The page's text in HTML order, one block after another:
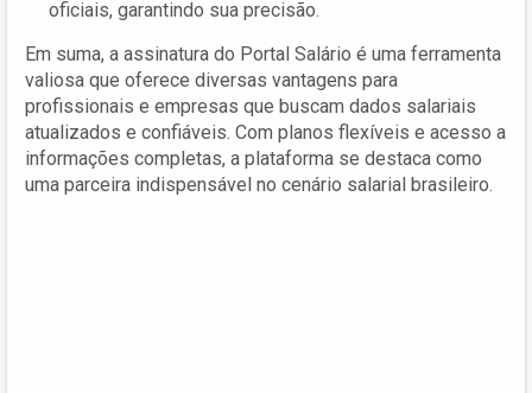
oficiais, garantindo sua precisão.
Em suma, a assinatura do Portal Salário é uma ferramenta
valiosa que oferece diversas vantagens para
profissionais e empresas que buscam dados salariais
atualizados e confiáveis. Com planos flexíveis e acesso a
informações completas, a plataforma se destaca como
uma parceira indispensável no cenário salarial brasileiro.